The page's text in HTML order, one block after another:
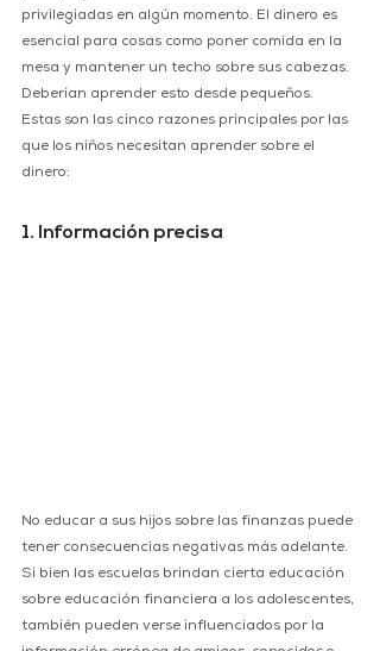
privilegiadas en algún momento. El dinero es
esencial para cosas como poner comida en la
mesa y mantener un techo sobre sus cabezas.
Deberían aprender esto desde pequeños.
Estas son las cinco razones principales por las
que los niños necesitan aprender sobre el
dinero:
1. Información precisa
No educar a sus hijos sobre las finanzas puede
tener consecuencias negativas más adelante.
Si bien las escuelas brindan cierta educación
sobre educación financiera a los adolescentes,
también pueden verse influenciados por la